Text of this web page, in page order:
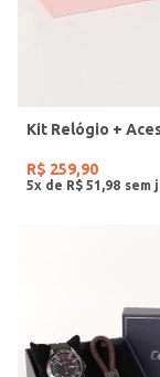
R$ 259,90
5x de R$ 51 98